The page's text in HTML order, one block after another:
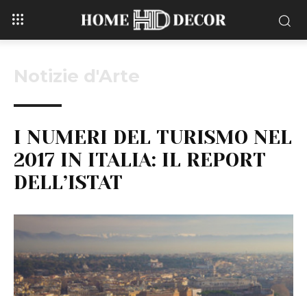
Notizie d'Arte
I NUMERI DEL TURISMO NEL
2017 IN ITALIA: IL REPORT
DELL’ISTAT